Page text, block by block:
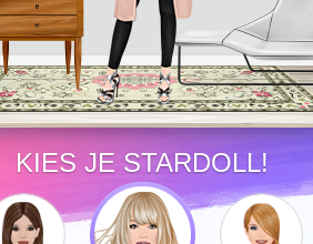
KIES JE STARDOLL!